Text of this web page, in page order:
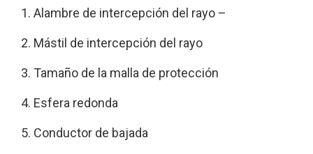
Alambre de intercepción del rayo –
Mástil de intercepción del rayo
Tamaño de la malla de protección
Esfera redonda
Conductor de bajada